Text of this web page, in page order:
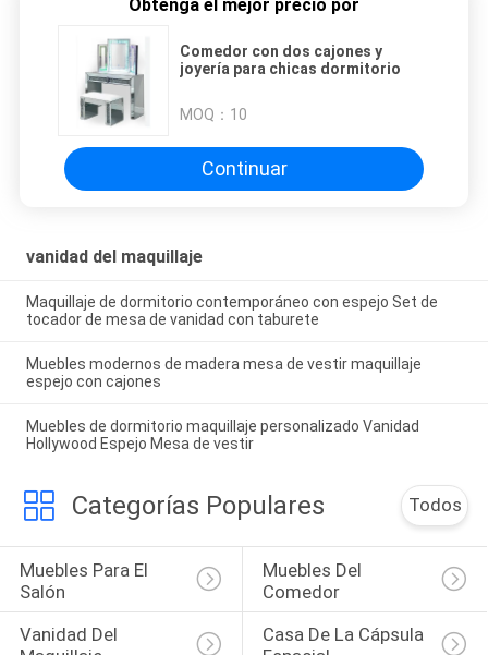
Obtenga el mejor precio por
Comedor con dos cajones y
joyería para chicas dormitorio
MOQ： 10
Continuar
vanidad del maquillaje
Maquillaje de dormitorio contemporáneo con espejo Set de
tocador de mesa de vanidad con taburete
Muebles modernos de madera mesa de vestir maquillaje
espejo con cajones
Muebles de dormitorio maquillaje personalizado Vanidad
Hollywood Espejo Mesa de vestir
Categorías Populares Todos
Muebles Para El
Salón
Muebles Del
Comedor
Vanidad Del
Casa De La Cápsula